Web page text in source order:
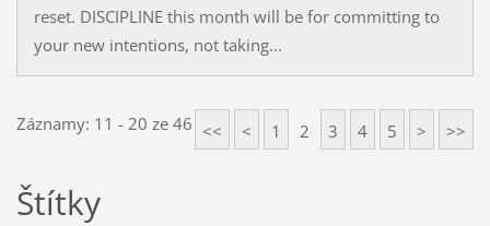
reset. DISCIPLINE this month will be for committing to
your new intentions, not taking...
Záznamy: 11 - 20 ze 46 << < 1 2 3 4 5 > >>
Štítky